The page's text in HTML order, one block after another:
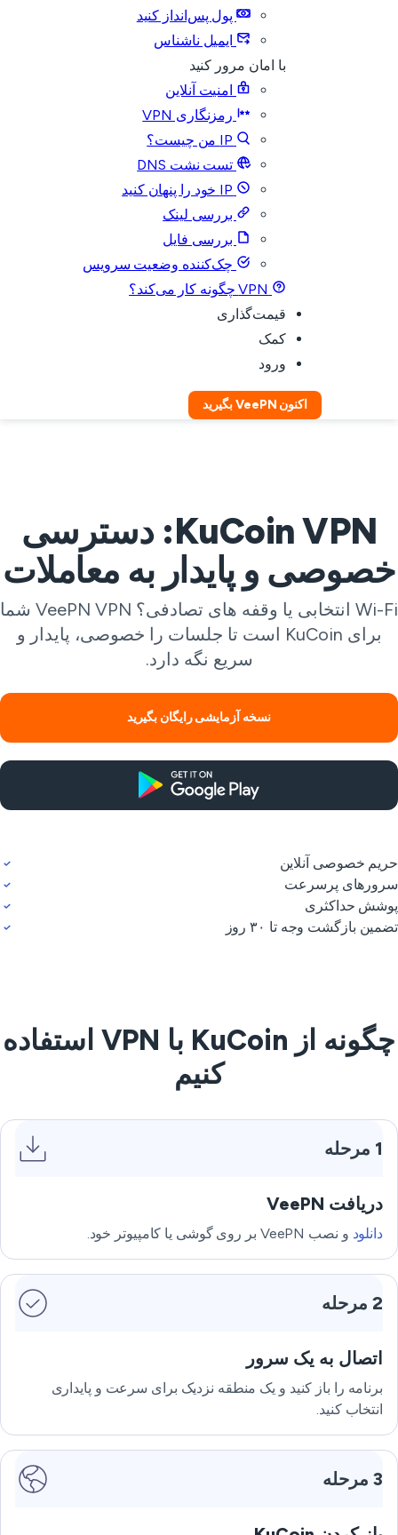
پول پس‌انداز کنید
ایمیل ناشناس
با امان مرور کنید
امنیت آنلاین
رمزنگاری VPN
IP من چیست؟
تست نشت DNS
IP خود را پنهان کنید
بررسی لینک
بررسی فایل
چک‌کننده وضعیت سرویس
VPN چگونه کار می‌کند؟
قیمت‌گذاری
کمک
ورود
اکنون VeePN بگیرید
KuCoin VPN: دسترسی
و پایدار به معاملات
Wi-Fi انتخابی یا وقفه های تصادفی؟ VeePN VPN شما
برای KuCoin است تا جلسات را خصوصی، پایدار و
سریع نگه دارد.
نسخه آزمایشی رایگان بگیرید
خصوصی آنلاین
پرسرعت
حداکثری
بازگشت وجه تا ۳۰ روز
چگونه از KuCoin با VPN استفاده
کنیم
دریافت VeePN
دانلودو نصب VeePN بر روی گوشی یا کامپیوتر خود.
2 مرحله
اتصال به یک سرور
برنامه را باز کنید و یک منطقه نزدیک برای سرعت و پایداری
انتخاب کنید.